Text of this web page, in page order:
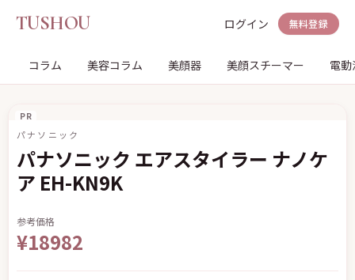
TUSHOU ログイン 無料登録
コラム 美容コラム 美顔器 美顔スチーマー 電
PR
パナソニック
パナソニック エアスタイラー ナノケ
ア EH-KN9K
参考価格
¥18982